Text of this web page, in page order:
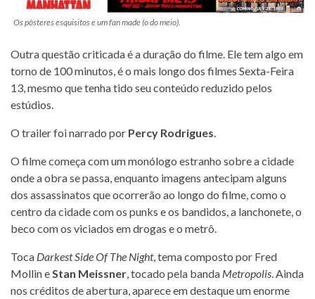
Os pôsteres esquisitos e um fan made (o do meio).
Outra questão criticada é a duração do filme. Ele tem algo em
torno de 100 minutos, é o mais longo dos filmes Sexta-Feira
13, mesmo que tenha tido seu conteúdo reduzido pelos
estúdios.
O trailer foi narrado por Percy Rodrigues.
O filme começa com um monólogo estranho sobre a cidade
onde a obra se passa, enquanto imagens antecipam alguns
dos assassinatos que ocorrerão ao longo do filme, como o
centro da cidade com os punks e os bandidos, a lanchonete, o
beco com os viciados em drogas e o metrô.
Toca Darkest Side Of The Night, tema composto por Fred
Mollin eStan Meissner, tocado pela banda Metropolis. Ainda
nos créditos de abertura, aparece em destaque um enorme